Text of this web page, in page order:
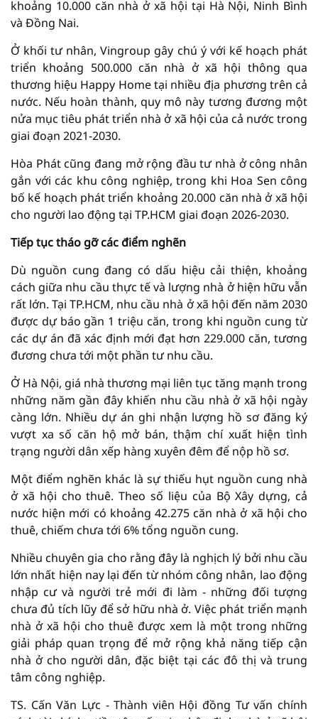
khoảng 10.000 căn nhà ở xã hội tại Hà Nội, Ninh Bình
và Đồng Nai.
Ở khối tư nhân, Vingroup gây chú ý với kế hoạch phát
triển khoảng 500.000 căn nhà ở xã hội thông qua
thương hiệu Happy Home tại nhiều địa phương trên cả
nước. Nếu hoàn thành, quy mô này tương đương một
nửa mục tiêu phát triển nhà ở xã hội của cả nước trong
giai đoạn 2021-2030.
Hòa Phát cũng đang mở rộng đầu tư nhà ở công nhân
gắn với các khu công nghiệp, trong khi Hoa Sen công
bố kế hoạch phát triển khoảng 20.000 căn nhà ở xã hội
cho người lao động tại TP.HCM giai đoạn 2026-2030.
Tiếp tục tháo gỡ các điểm nghẽn
Dù nguồn cung đang có dấu hiệu cải thiện, khoảng
cách giữa nhu cầu thực tế và lượng nhà ở hiện hữu vẫn
rất lớn. Tại TP.HCM, nhu cầu nhà ở xã hội đến năm 2030
được dự báo gần 1 triệu căn, trong khi nguồn cung từ
các dự án đã xác định mới đạt hơn 229.000 căn, tương
đương chưa tới một phần tư nhu cầu.
Ở Hà Nội, giá nhà thương mại liên tục tăng mạnh trong
những năm gần đây khiến nhu cầu nhà ở xã hội ngày
càng lớn. Nhiều dự án ghi nhận lượng hồ sơ đăng ký
vượt xa số căn hộ mở bán, thậm chí xuất hiện tình
trạng người dân xếp hàng xuyên đêm để nộp hồ sơ.
Một điểm nghẽn khác là sự thiếu hụt nguồn cung nhà
ở xã hội cho thuê. Theo số liệu của Bộ Xây dựng, cả
nước hiện mới có khoảng 42.275 căn nhà ở xã hội cho
thuê, chiếm chưa tới 6% tổng nguồn cung.
Nhiều chuyên gia cho rằng đây là nghịch lý bởi nhu cầu
lớn nhất hiện nay lại đến từ nhóm công nhân, lao động
nhập cư và người trẻ mới đi làm - những đối tượng
chưa đủ tích lũy để sở hữu nhà ở. Việc phát triển mạnh
nhà ở xã hội cho thuê được xem là một trong những
giải pháp quan trọng để mở rộng khả năng tiếp cận
nhà ở cho người dân, đặc biệt tại các đô thị và trung
tâm công nghiệp.
TS. Cấn Văn Lực - Thành viên Hội đồng Tư vấn chính